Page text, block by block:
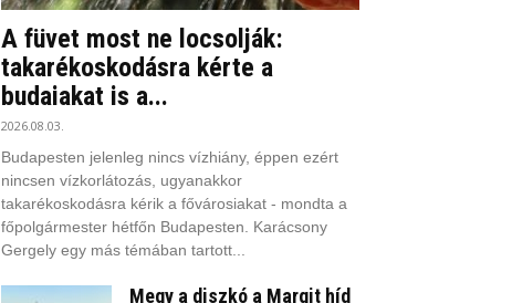
A füvet most ne locsolják:
takarékoskodásra kérte a
budaiakat is a...
2026.08.03.
Budapesten jelenleg nincs vízhiány, éppen ezért
nincsen vízkorlátozás, ugyanakkor
takarékoskodásra kérik a fővárosiakat - mondta a
főpolgármester hétfőn Budapesten. Karácsony
Gergely egy más témában tartott...
Megy a diszkó a Margit híd